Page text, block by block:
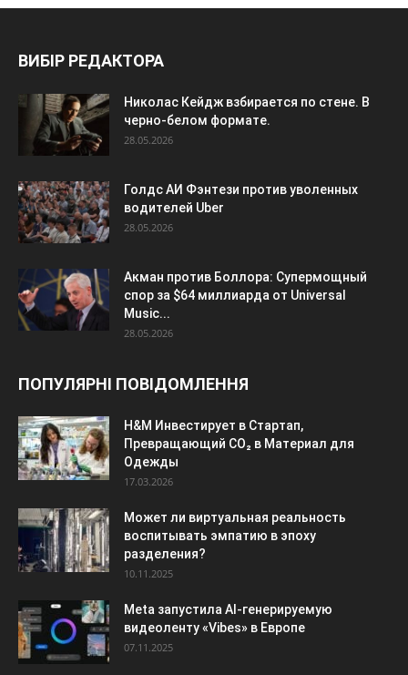
ВИБІР РЕДАКТОРА
Николас Кейдж взбирается по стене. В
черно-белом формате.
28.05.2026
Голдс АИ Фэнтези против уволенных
водителей Uber
28.05.2026
Акман против Боллора: Супермощный
спор за $64 миллиарда от Universal
Music...
28.05.2026
ПОПУЛЯРНІ ПОВІДОМЛЕННЯ
H&M Инвестирует в Стартап,
Превращающий CO₂ в Материал для
Одежды
17.03.2026
Может ли виртуальная реальность
воспитывать эмпатию в эпоху
разделения?
10.11.2025
Meta запустила AI-генерируемую
видеоленту «Vibes» в Европе
07.11.2025